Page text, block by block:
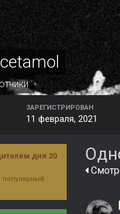
ЗАРЕГИСТРИРОВАН
11 февраля, 2021
дня 20
популярный